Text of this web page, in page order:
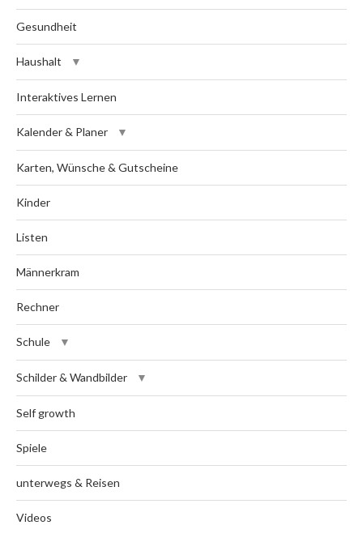
Gesundheit
Haushalt
Interaktives Lernen
Kalender & Planer
Karten, Wünsche & Gutscheine
Kinder
Listen
Männerkram
Rechner
Schule
Schilder & Wandbilder
Self growth
Spiele
unterwegs & Reisen
Videos